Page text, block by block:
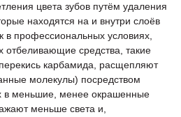
цвета зубов путём удаления
находятся на и внутри слоёв
в профессиональных условиях,
отбеливающие средства, такие
карбамида, расщепляют
молекулы) посредством
в меньшие, менее окрашенные
меньше света и,